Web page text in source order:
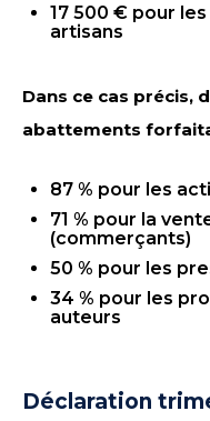
17 500 € pour
artisans
Dans ce cas précis,
abattements
87 % pour les
71 % pour la
(commerçants)
50 % pour les
34 % pour les
auteurs
Déclaration